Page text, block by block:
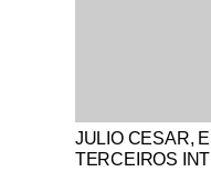
Notícias Católicas
JULIO CESAR,
TERCEIROS